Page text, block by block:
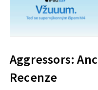
Aggressors:
Recenze